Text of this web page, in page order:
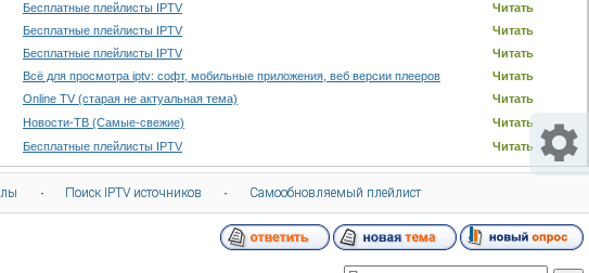
Бесплатные плейлисты IPTV Читать
Бесплатные плейлисты IPTV Читать
Бесплатные плейлисты IPTV Читать
Всё для просмотра iptv: софт, мобильные приложения, веб версии плееров Читать
Online TV (старая не актуальная тема) Читать
Новости-ТВ (Самые-свежие) Читать
Бесплатные плейлисты IPTV Читать
· Поиск IPTV источников · Самообновляемый плейлист